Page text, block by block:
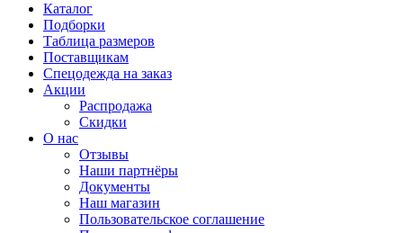
Каталог
Подборки
Таблица размеров
Поставщикам
Спецодежда на заказ
Акции
Распродажа
Скидки
О нас
Отзывы
Наши партнёры
Документы
Наш магазин
Пользовательское соглашение